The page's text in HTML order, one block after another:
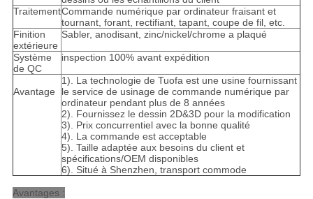
TraitementCommande numérique par ordinateur fraisant et
tournant, forant, rectifiant, tapant, coupe de fil, etc.
Finition
extérieure
Sabler, anodisant, zinc/nickel/chrome a plaqué
Système
de QC
inspection 100% avant expédition
Avantage
1). La technologie de Tuofa est une usine fournissant
le service de usinage de commande numérique par
ordinateur pendant plus de 8 années
2). Fournissez le dessin 2D&3D pour la modification
3). Prix concurrentiel avec la bonne qualité
4). La commande est acceptable
5). Taille adaptée aux besoins du client et
spécifications/OEM disponibles
6). Situé à Shenzhen, transport commode
Avantages :